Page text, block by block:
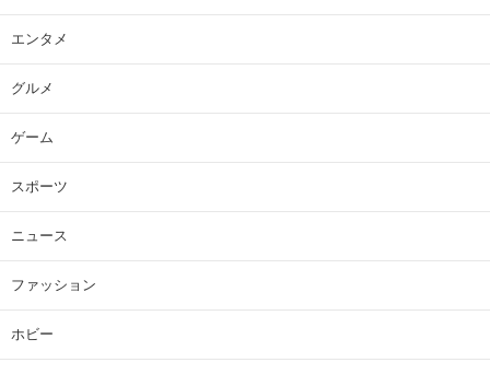
エンタメ
グルメ
ゲーム
スポーツ
ニュース
ファッション
ホビー